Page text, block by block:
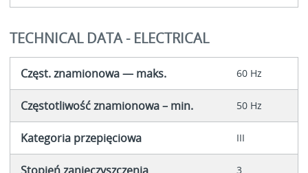
TECHNICAL DATA - ELECTRICAL
Częst. znamionowa — maks. 60 Hz
Częstotliwość znamionowa – min. 50 Hz
Kategoria przepięciowa III
3